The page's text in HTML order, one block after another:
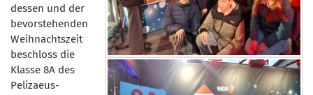
dessen und der
bevorstehenden
Weihnachtszeit
beschloss die
Klasse 8A des
Pelizaeus-